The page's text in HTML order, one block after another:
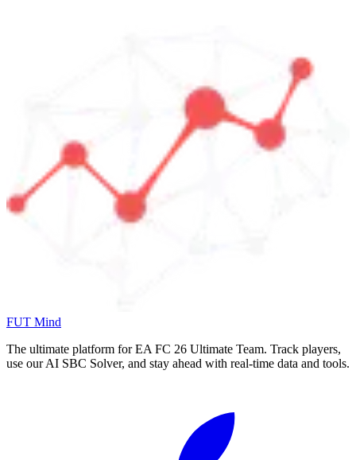
FUT Mind
The ultimate platform for EA FC 26 Ultimate Team. Track players,
use our AI SBC Solver, and stay ahead with real-time data and tools.